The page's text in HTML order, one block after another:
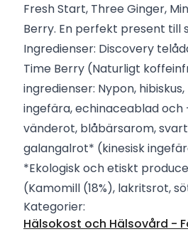
Fresh Start, Three Ginger,
Berry. En perfekt present till
Ingredienser: Discovery
Time Berry (Naturligt
ingredienser: Nypon,
ingefära, echinaceablad
vänderot, blåbärsarom,
galangalrot* (kinesisk
*Ekologisk och etiskt
(Kamomill (18%), lakritsrot,
Kategorier:
Hälsokost och Hälsovård -